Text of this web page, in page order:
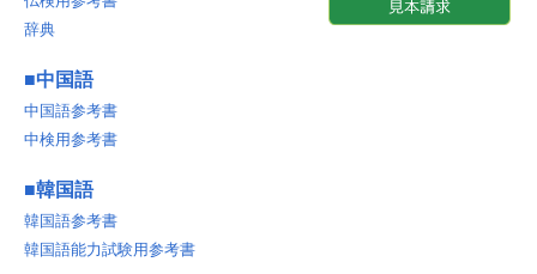
辞典
■中国語
中国語参考書
中検用参考書
■韓国語
韓国語参考書
韓国語能力試験用参考書